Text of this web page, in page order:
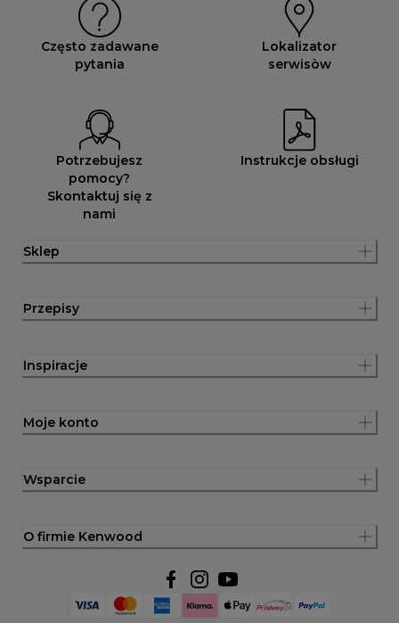
Często zadawane
pytania
Lokalizator
serwisòw
Potrzebujesz
pomocy?
Skontaktuj się z
nami
Instrukcje obsługi
Sklep
Przepisy
Inspiracje
Moje konto
Wsparcie
O firmie Kenwood